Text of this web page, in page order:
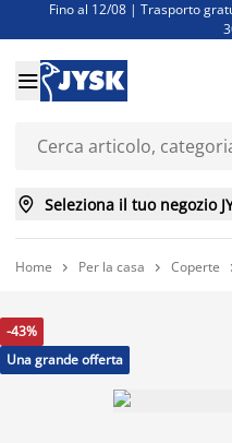
Fino al 12/08 | Trasporto
Super offerte d'estate |
Finanziamenti - Scegli il

 Seleziona il tuo negozio
Home  Per la casa  Coperte
-43%
Una grande offerta